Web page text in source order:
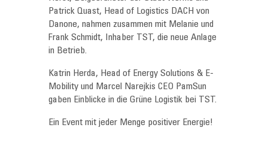
Patrick Quast, Head of Logistics DACH von
Danone, nahmen zusammen mit Melanie und
Frank Schmidt, Inhaber TST, die neue Anlage
in Betrieb.
Katrin Herda, Head of Energy Solutions & E-
Mobility und Marcel Narejkis CEO PamSun
gaben Einblicke in die Grüne Logistik bei TST.
Ein Event mit jeder Menge positiver Energie!